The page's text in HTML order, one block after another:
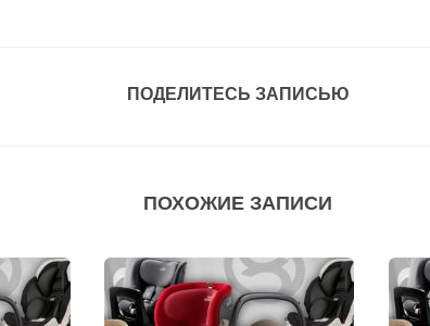
ПОДЕЛИТЕСЬ ЗАПИСЬЮ
ПОХОЖИЕ ЗАПИСИ